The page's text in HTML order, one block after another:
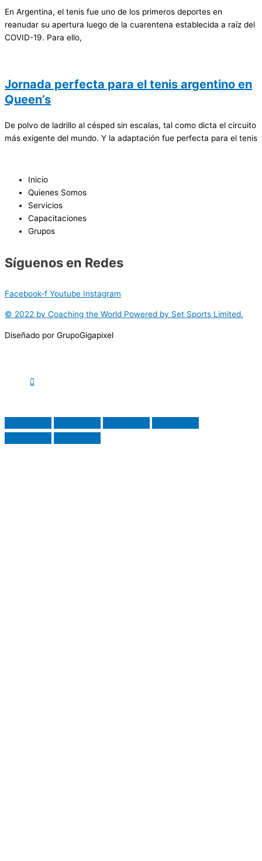
En Argentina, el tenis fue uno de los primeros deportes en
reanudar su apertura luego de la cuarentena establecida a raíz del
COVID-19. Para ello,
Jornada perfecta para el tenis argentino en
Queen’s
De polvo de ladrillo al césped sin escalas, tal como dicta el circuito
más exigente del mundo. Y la adaptación fue perfecta para el tenis
Inicio
Quienes Somos
Servicios
Capacitaciones
Grupos
Síguenos en Redes
Facebook-f Youtube Instagram
© 2022 by Coaching the World Powered by Set Sports Limited.
Diseñado por GrupoGigapixel